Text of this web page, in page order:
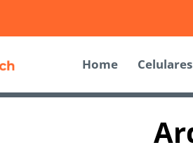
Home Celulares